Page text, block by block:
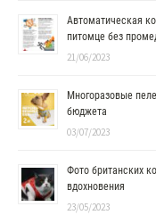
Автоматическая
питомце без
21/06/2023
Многоразовые
бюджета
03/07/2023
Фото британских
вдохновения
23/05/2023